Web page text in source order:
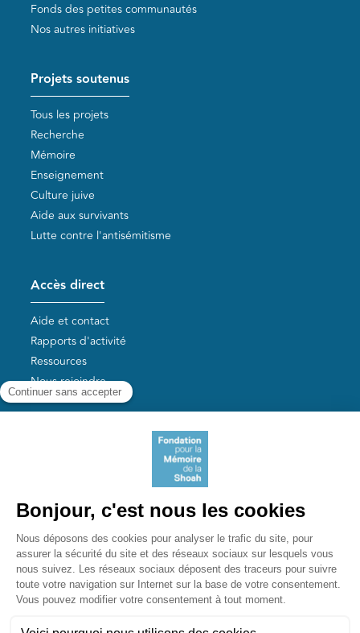
Fonds des petites communautés
Nos autres initiatives
Projets soutenus
Tous les projets
Recherche
Mémoire
Enseignement
Culture juive
Aide aux survivants
Lutte contre l'antisémitisme
Accès direct
Aide et contact
Rapports d'activité
Ressources
Nous rejoindre
Aide aux survivants de la Shoah
Liens utiles
Mémorial de la Shoah
Le camp des Milles
Yad Vashem France
Akadem